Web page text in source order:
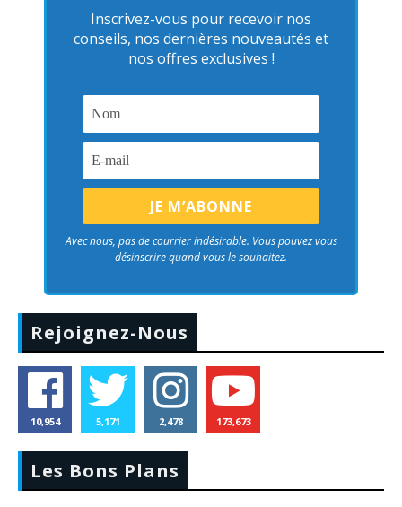
Inscrivez-vous pour recevoir nos
conseils, nos dernières nouveautés et
nos offres exclusives !
Avec nous, pas de courrier indésirable. Vous pouvez vous
désinscrire quand vous le souhaitez.
Rejoignez-Nous
10,954 5,171 2,478 173,673
Les Bons Plans